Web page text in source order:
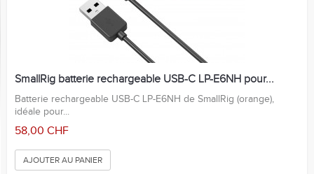
SmallRig batterie rechargeable USB-C LP-E6NH pour...
Batterie rechargeable USB-C LP-E6NH de SmallRig (orange),
idéale pour...
58,00 CHF
AJOUTER AU PANIER